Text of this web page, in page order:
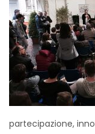
partecipazione,